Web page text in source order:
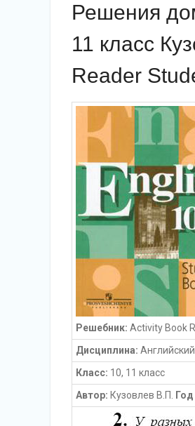
Решения
11 класс
Reader
Решебник: Activity Book
Дисциплина:
Класс: 10, 11 класс
Автор: Кузовлев В.П.